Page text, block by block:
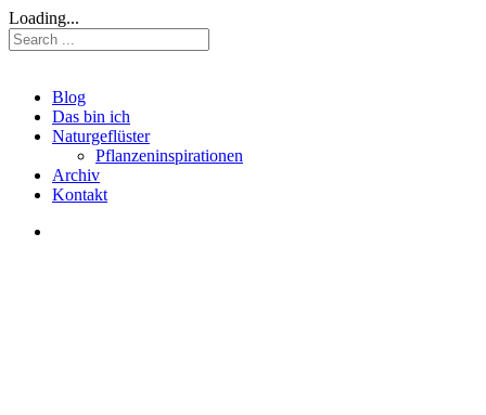
Loading...
Blog
Das bin ich
Naturgeflüster
Pflanzeninspirationen
Archiv
Kontakt